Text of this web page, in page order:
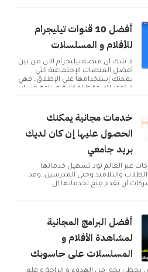
أفضل 10 قنوات تيليجرام
للأفلام و المسلسلات
لا شك أن منصة تيليجرام الآن من بين
أفضل المنصات الإجتماعية التي
يمكنك إستخدامها على الإطلاق، فهي
لا توفر لك فقط إمكانية صناعة حساب
خدمات مجانية يمكنك
الحصول عليها إن كان لديك
بريد جامعي
عبر العالم تود تسهيل خدماتها
والتلاميذ وحتى المدرسين. وقد
أن تقدم مِنح لخدماتها ال...
أفضل البرامج المجانية
لمشاهدة الأفلام و
المسلسلات على حاسوبك